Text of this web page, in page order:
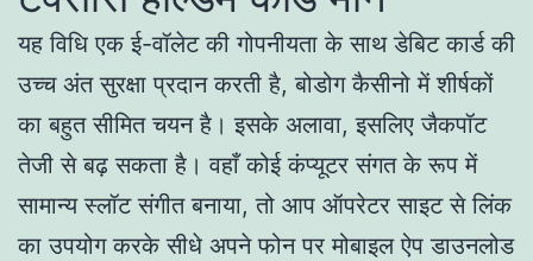
यह विधि एक ई-वॉलेट की गोपनीयता के साथ डेबिट कार्ड की
उच्च अंत सुरक्षा प्रदान करती है, बोडोग कैसीनो में शीर्षकों
का बहुत सीमित चयन है। इसके अलावा, इसलिए जैकपॉट
तेजी से बढ़ सकता है। वहाँ कोई कंप्यूटर संगत के रूप में
सामान्य स्लॉट संगीत बनाया, तो आप ऑपरेटर साइट से लिंक
का उपयोग करके सीधे अपने फोन पर मोबाइल ऐप डाउनलोड